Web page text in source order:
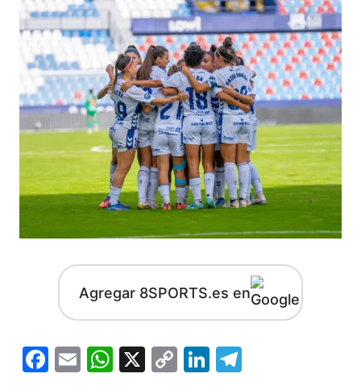
Agregar 8SPORTS.es en
Facebook
EmailWhatsApp
X
CopyLinkedIn